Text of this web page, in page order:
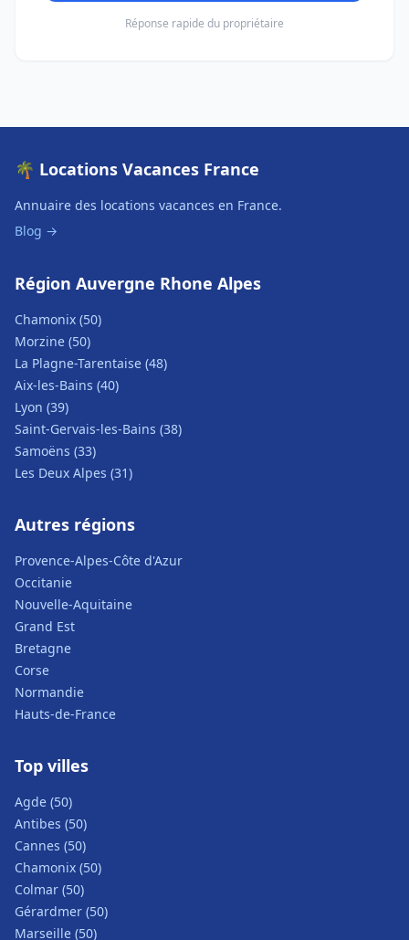
Réponse rapide du propriétaire
🌴 Locations Vacances France
Annuaire des locations vacances en France.
Blog →
Région Auvergne Rhone Alpes
Chamonix (50)
Morzine (50)
La Plagne-Tarentaise (48)
Aix-les-Bains (40)
Lyon (39)
Saint-Gervais-les-Bains (38)
Samoëns (33)
Les Deux Alpes (31)
Autres régions
Provence-Alpes-Côte d'Azur
Occitanie
Nouvelle-Aquitaine
Grand Est
Bretagne
Corse
Normandie
Hauts-de-France
Top villes
Agde (50)
Antibes (50)
Cannes (50)
Chamonix (50)
Colmar (50)
Gérardmer (50)
Marseille (50)